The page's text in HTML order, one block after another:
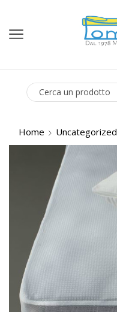
Home Uncategorized